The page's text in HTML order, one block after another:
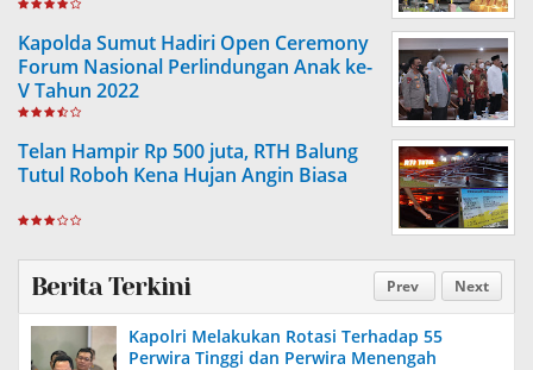
Kapolda Sumut Hadiri Open Ceremony
Forum Nasional Perlindungan Anak ke-
V Tahun 2022
Telan Hampir Rp 500 juta, RTH Balung
Tutul Roboh Kena Hujan Angin Biasa
Prev Next
Berita Terkini
Kapolri Melakukan Rotasi Terhadap 55
Perwira Tinggi dan Perwira Menengah